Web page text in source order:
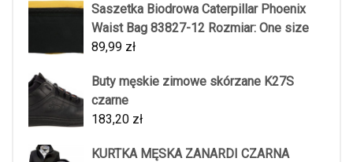
Saszetka Biodrowa Caterpillar Phoenix
Waist Bag 83827-12 Rozmiar: One size
89,99 zł
Buty męskie zimowe skórzane K27S
czarne
183,20 zł
KURTKA MĘSKA ZANARDI CZARNA